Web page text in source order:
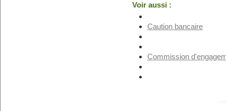
Voir aussi :
Caution bancaire
Commission